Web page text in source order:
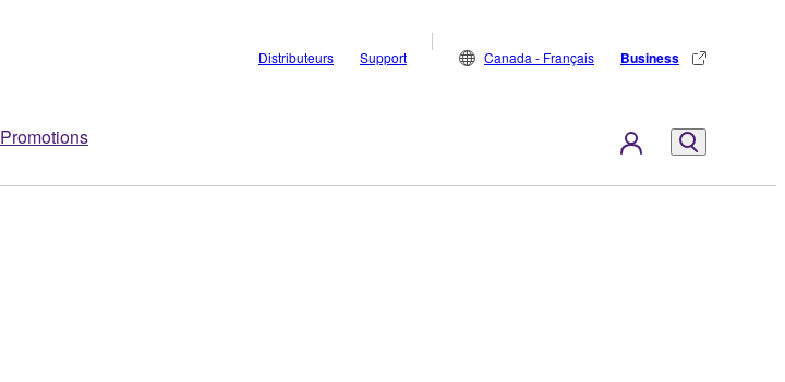
Promotions
Distributeurs Support Canada - Français Business